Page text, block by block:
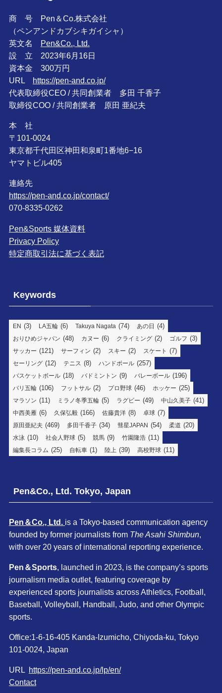
商 号 Pen＆Co.株式会社
（ペンアンドカブシキガイシャ）
英文名 Pen&Co., Ltd.
設 立 2023年6月16日
資本金 300万円
URL https://pen-and.co.jp/
代表取締役CEO / 共同創業者 多田 千香子
取締役COO / 共同創業者 原田 亜紀夫
本 社
〒101-0024
東京都千代田区神田和泉町1番地6−16
ヤマトビル405
連絡先
https://pen-and.co.jp/contact/
070-8335-0262
Pen&Sports 媒体資料
Privacy Policy
特定商取引法に基づく表記
Keywords
EN (3) LA五輪 (6) Takuya Nagata (74) あの日 (4)
おりひめジャパン (48) カヌー (6) クライミング (2) ゴルフ (3)
サッカー (121) サーフィン (2) スキー (2) スケート (7)
セーリング (12) テニス (8) ハンドボール (257)
バスケットボール (18) バドミントン (9) バレーボール (196)
パリ五輪 (106) フットサル (2) プロ野球 (46) ホッケー (25)
マラソン (11) ミラノ冬季五輪 (5) ラグビー (49) 中山久美子 (41)
中西美雁 (6) 久保弘毅 (166) 佐藤貴洋 (8) 卓球 (7)
原田亜紀夫 (469) 多田千香子 (34) 彗星JAPAN (54) 柔道 (20)
水泳 (10) 社会人野球 (5) 競馬 (9) 竹園隆浩 (11)
編集長コラム (25) 自転車 (1) 陸上 (39) 高校野球 (11)
Pen&Co., Ltd. Tokyo, Japan
Pen＆Co., Ltd. is a Tokyo-based communication agency
founded by former journalists from The Asahi Shimbun,
with over 20 years of international reporting experience.
Pen＆Sports, launched in 2023, is the company’s sports
journalism media outlet, featuring coverage by
experienced sports journalists across Athletics, Football,
Baseball, Volleyball, Handball, Judo, and other Olympic
sports.
Office:1-6-16-405 Kanda-Izumicho, Chiyoda-ku, Tokyo
101-0024, Japan
URL https://pen-and.co.jp/lp/en/
Contact